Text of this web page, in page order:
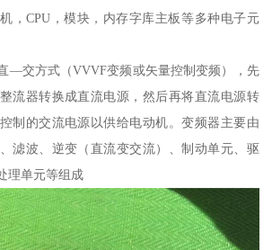
，CPU，模块，内存字库主板等多种电子元
—交方式（VVVF变频或矢量控制变频），先
流器转换成直流电源，然后再将直流电源转
制的交流电源以供给电动机。变频器主要由
滤波、逆变（直流变交流）、制动单元、驱
理单元等组成